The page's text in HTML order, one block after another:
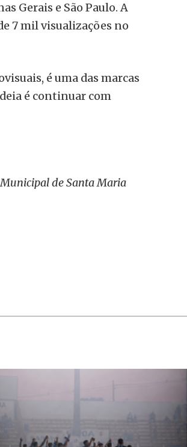
Gerais e São Paulo. A
7 mil visualizações no
é uma das marcas
é continuar com
de Santa Maria